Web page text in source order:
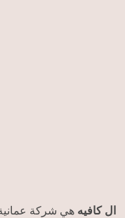
ال كافيه هي شركة